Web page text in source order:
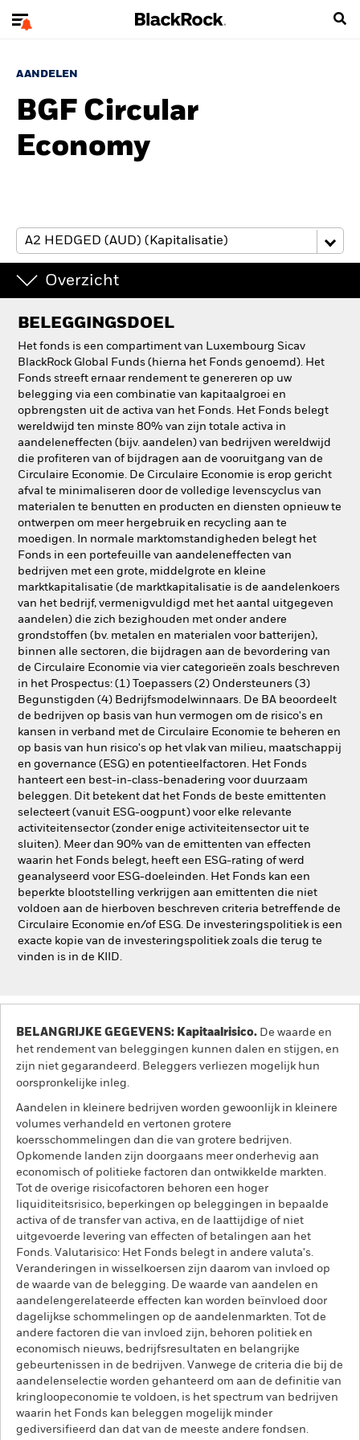
AANDELEN
BGF Circular
Economy
Overzicht
BELEGGINGSDOEL
Het fonds is een compartiment van Luxembourg Sicav
BlackRock Global Funds (hierna het Fonds genoemd). Het
Fonds streeft ernaar rendement te genereren op uw
belegging via een combinatie van kapitaalgroei en
opbrengsten uit de activa van het Fonds. Het Fonds belegt
wereldwijd ten minste 80% van zijn totale activa in
aandeleneffecten (bijv. aandelen) van bedrijven wereldwijd
die profiteren van of bijdragen aan de vooruitgang van de
Circulaire Economie. De Circulaire Economie is erop gericht
afval te minimaliseren door de volledige levenscyclus van
materialen te benutten en producten en diensten opnieuw te
ontwerpen om meer hergebruik en recycling aan te
moedigen. In normale marktomstandigheden belegt het
Fonds in een portefeuille van aandeleneffecten van
bedrijven met een grote, middelgrote en kleine
marktkapitalisatie (de marktkapitalisatie is de aandelenkoers
van het bedrijf, vermenigvuldigd met het aantal uitgegeven
aandelen) die zich bezighouden met onder andere
grondstoffen (bv. metalen en materialen voor batterijen),
binnen alle sectoren, die bijdragen aan de bevordering van
de Circulaire Economie via vier categorieën zoals beschreven
in het Prospectus: (1) Toepassers (2) Ondersteuners (3)
Begunstigden (4) Bedrijfsmodelwinnaars. De BA beoordeelt
de bedrijven op basis van hun vermogen om de risico's en
kansen in verband met de Circulaire Economie te beheren en
op basis van hun risico's op het vlak van milieu, maatschappij
en governance (ESG) en potentieelfactoren. Het Fonds
hanteert een best-in-class-benadering voor duurzaam
beleggen. Dit betekent dat het Fonds de beste emittenten
selecteert (vanuit ESG-oogpunt) voor elke relevante
activiteitensector (zonder enige activiteitensector uit te
sluiten). Meer dan 90% van de emittenten van effecten
waarin het Fonds belegt, heeft een ESG-rating of werd
geanalyseerd voor ESG-doeleinden. Het Fonds kan een
beperkte blootstelling verkrijgen aan emittenten die niet
voldoen aan de hierboven beschreven criteria betreffende de
Circulaire Economie en/of ESG. De investeringspolitiek is een
exacte kopie van de investeringspolitiek zoals die terug te
vinden is in de KIID.
BELANGRIJKE GEGEVENS: Kapitaalrisico. De waarde en
het rendement van beleggingen kunnen dalen en stijgen, en
zijn niet gegarandeerd. Beleggers verliezen mogelijk hun
oorspronkelijke inleg.
Aandelen in kleinere bedrijven worden gewoonlijk in kleinere
volumes verhandeld en vertonen grotere
koersschommelingen dan die van grotere bedrijven.
Opkomende landen zijn doorgaans meer onderhevig aan
economisch of politieke factoren dan ontwikkelde markten.
Tot de overige risicofactoren behoren een hoger
liquiditeitsrisico, beperkingen op beleggingen in bepaalde
activa of de transfer van activa, en de laattijdige of niet
uitgevoerde levering van effecten of betalingen aan het
Fonds. Valutarisico: Het Fonds belegt in andere valuta's.
Veranderingen in wisselkoersen zijn daarom van invloed op
de waarde van de belegging. De waarde van aandelen en
aandelengerelateerde effecten kan worden beïnvloed door
dagelijkse schommelingen op de aandelenmarkten. Tot de
andere factoren die van invloed zijn, behoren politiek en
economisch nieuws, bedrijfsresultaten en belangrijke
gebeurtenissen in de bedrijven. Vanwege de criteria die bij de
aandelenselectie worden gehanteerd om aan de definitie van
kringloopeconomie te voldoen, is het spectrum van bedrijven
waarin het Fonds kan beleggen mogelijk minder
gediversifieerd dan dat van de meeste andere fondsen.